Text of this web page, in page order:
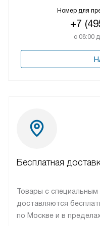
Номер для
+7
с 08:00
Бесплатная
Товары с специальным
доставляются
по Москве и в